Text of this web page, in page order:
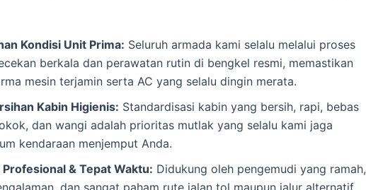
Kondisi Unit Prima: Seluruh armada kami selalu melalui proses
berkala dan perawatan rutin di bengkel resmi, memastikan
mesin terjamin serta AC yang selalu dingin merata.
Kabin Higienis: Standardisasi kabin yang bersih, rapi, bebas
dan wangi adalah prioritas mutlak yang selalu kami jaga
kendaraan menjemput Anda.
Profesional & Tepat Waktu: Didukung oleh pengemudi yang ramah,